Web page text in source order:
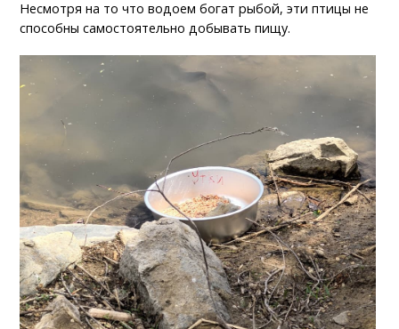
Несмотря на то что водоем богат рыбой, эти птицы не
способны самостоятельно добывать пищу.